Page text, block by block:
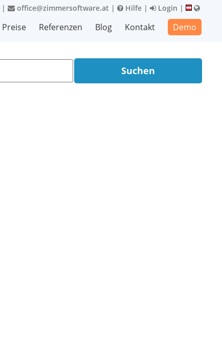
| office@zimmersoftware.at | Hilfe | Login |
Preise Referenzen Blog Kontakt Demo
Suchen